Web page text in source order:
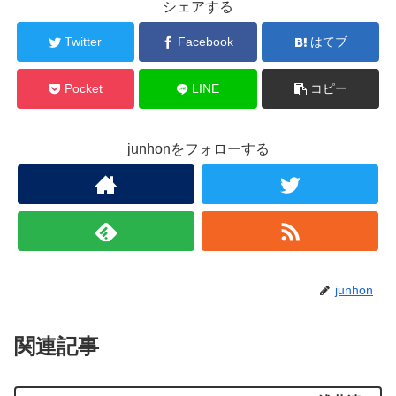
シェアする
Twitter Facebook はてブ
Pocket LINE コピー
junhonをフォローする
junhon
関連記事